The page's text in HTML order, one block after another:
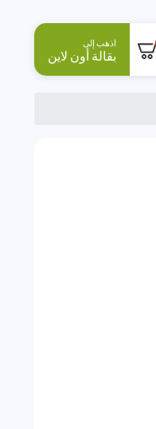
اذهب إلى
بقالة أون لاين